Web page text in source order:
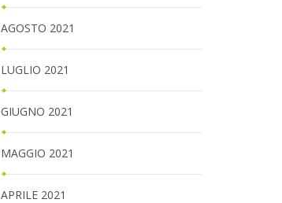
AGOSTO 2021
LUGLIO 2021
GIUGNO 2021
MAGGIO 2021
APRILE 2021